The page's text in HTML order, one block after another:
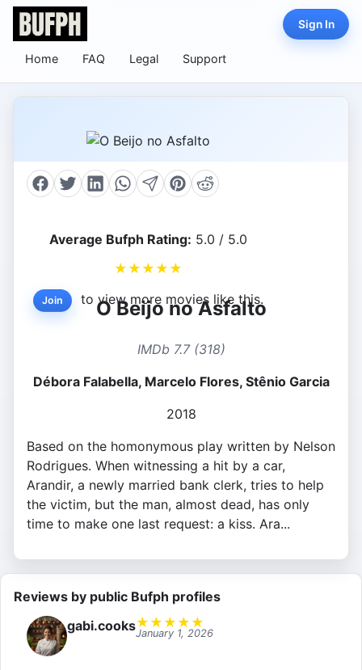
Home FAQ Legal Support
Sign In
Average Bufph Rating: 5.0 / 5.0
★ ★ ★ ★ ★
Join to view more movies like this.
O Beijo no Asfalto
IMDb 7.7 (318)
Débora Falabella, Marcelo Flores, Stênio Garcia
2018
Based on the homonymous play written by Nelson
Rodrigues. When witnessing a hit by a car,
Arandir, a newly married bank clerk, tries to help
the victim, but the man, almost dead, has only
time to make one last request: a kiss. Ara...
Reviews by public Bufph profiles
gabi.cooks★ ★ ★ ★ ★
January 1, 2026